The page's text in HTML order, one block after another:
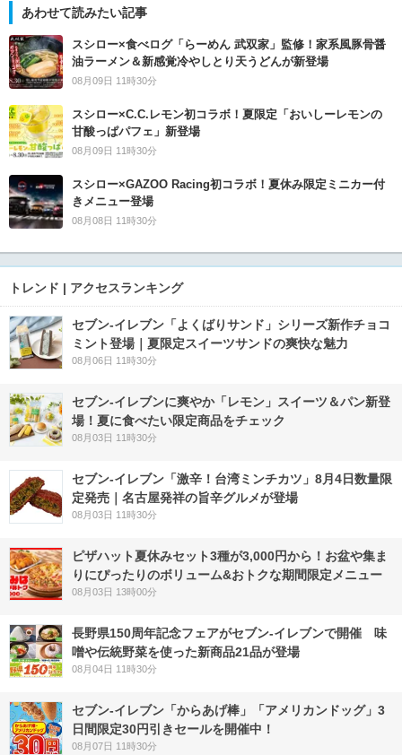
あわせて読みたい記事
スシロー×食べログ「らーめん 武双家」監修！家系風豚骨醤
油ラーメン＆新感覚冷やしとり天うどんが新登場
08月09日 11時30分
スシロー×C.C.レモン初コラボ！夏限定「おいしーレモンの
甘酸っぱパフェ」新登場
08月09日 11時30分
スシロー×GAZOO Racing初コラボ！夏休み限定ミニカー付
きメニュー登場
08月08日 11時30分
トレンド | アクセスランキング
セブン‐イレブン「よくばりサンド」シリーズ新作チョコ
ミント登場｜夏限定スイーツサンドの爽快な魅力
08月06日 11時30分
セブン‐イレブンに爽やか「レモン」スイーツ＆パン新登
場！夏に食べたい限定商品をチェック
08月03日 11時30分
セブン-イレブン「激辛！台湾ミンチカツ」8月4日数量限
定発売｜名古屋発祥の旨辛グルメが登場
08月03日 11時30分
ピザハット夏休みセット3種が3,000円から！お盆や集ま
りにぴったりのボリューム&おトクな期間限定メニュー
08月03日 13時00分
長野県150周年記念フェアがセブン-イレブンで開催 味
噌や伝統野菜を使った新商品21品が登場
08月04日 11時30分
セブン‐イレブン「からあげ棒」「アメリカンドッグ」3
日間限定30円引きセールを開催中！
08月07日 11時30分